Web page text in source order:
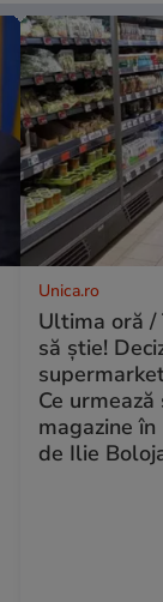
Unica.ro
Ultima oră /
să știe!
Ce
magazine
de Ilie